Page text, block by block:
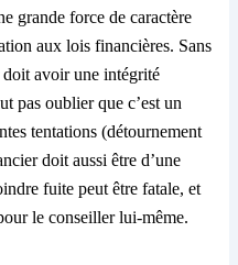
grande force de caractère
aux lois financières. Sans
avoir une intégrité
pas oublier que c’est un
tentations (détournement
doit aussi être d’une
fuite peut être fatale, et
le conseiller lui-même.